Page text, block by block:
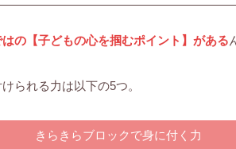
の【子どもの心を掴むポイント】がある
られる力は以下の5つ。
きらきらブロックで身に付く力